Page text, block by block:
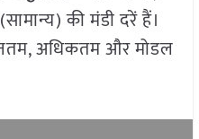
की मंडी दरें हैं।
अधिकतम और मोडल